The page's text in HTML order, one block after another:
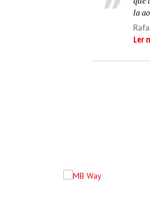
la
Ler